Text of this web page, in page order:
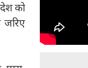
को
जरिए